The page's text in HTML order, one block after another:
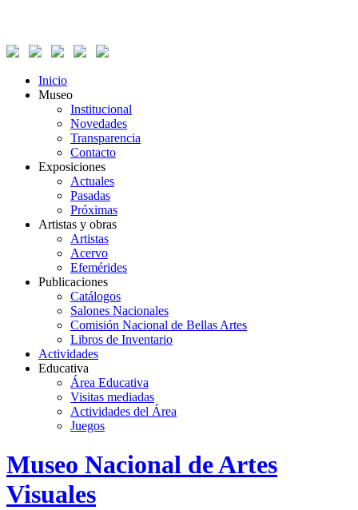
Inicio
Museo
Institucional
Novedades
Transparencia
Contacto
Exposiciones
Actuales
Pasadas
Próximas
Artistas y obras
Artistas
Acervo
Efemérides
Publicaciones
Catálogos
Salones Nacionales
Comisión Nacional de Bellas Artes
Libros de Inventario
Actividades
Educativa
Área Educativa
Visitas mediadas
Actividades del Área
Juegos
Logo
MNAV
Museo Nacional de Artes
Visuales